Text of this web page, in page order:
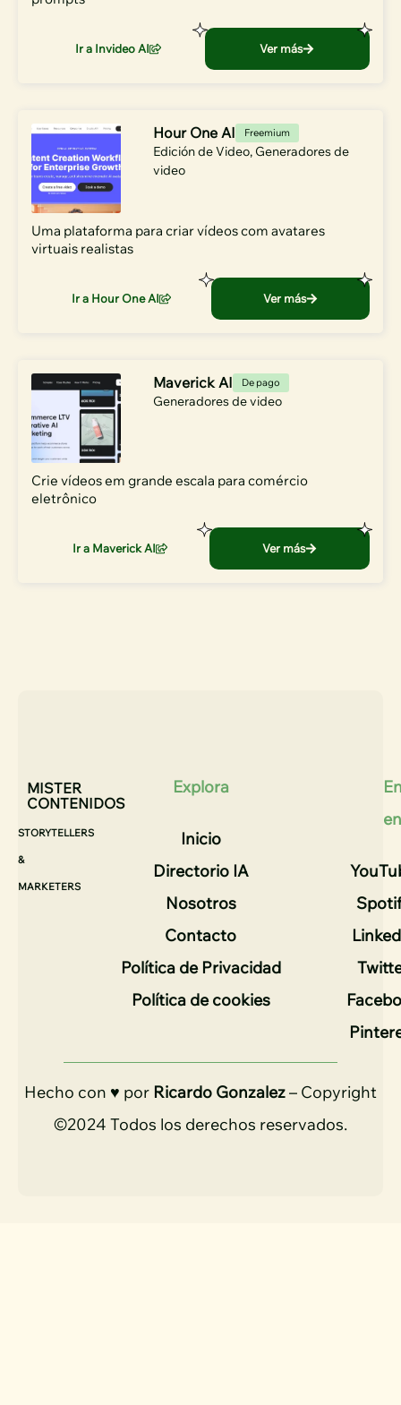
Ir a Invideo AI Ver más
Hour One AI Freemium
Edición de Video, Generadores de
video
Uma plataforma para criar vídeos com avatares
virtuais realistas
Ir a Hour One AI Ver más
Maverick AI De pago
Generadores de video
Crie vídeos em grande escala para comércio
eletrônico
Ir a Maverick AI Ver más
MISTER
CONTENIDOS
STORYTELLERS
&
MARKETERS
Explora
Inicio
Directorio IA
Nosotros
Contacto
Política de Privacidad
Política de cookies
en
Hecho con ♥ por Ricardo Gonzalez– Copyright
©2024 Todos los derechos reservados.